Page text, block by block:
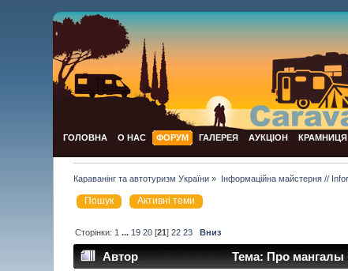
ГОЛОВНА О НАС ФОРУМ ГАЛЕРЕЯ АУКЦІОН КРАМНИЦЯ
Караванінг та автотуризм України » Інформаційна майстерня //
Пошук Активні теми
Сторінки: 1 ... 19 20 [21]22 23 Вниз
Автор Тема: Про мангалы